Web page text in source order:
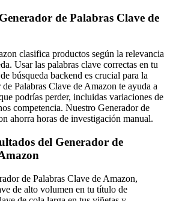
de Palabras Clave de
clasifica productos según la relevancia
Usar las palabras clave correctas en tu
búsqueda backend es crucial para la
Palabras Clave de Amazon te ayuda a
podrías perder, incluidas variaciones de
competencia. Nuestro Generador de
ahorra horas de investigación manual.
del Generador de
de Palabras Clave de Amazon,
de alto volumen en tu título de